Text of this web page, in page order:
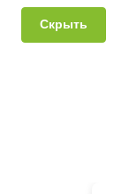
Скрыть